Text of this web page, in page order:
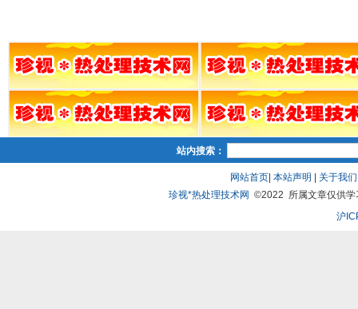
站内搜索：
网站首页| 本站声明 关于我们
珍视*热处理技术网 ©2022 所属文章仅供学
沪